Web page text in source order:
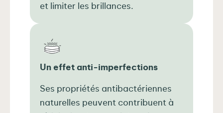
et limiter les brillances.
Un effet anti-imperfections
Ses propriétés antibactériennes
naturelles peuvent contribuent à